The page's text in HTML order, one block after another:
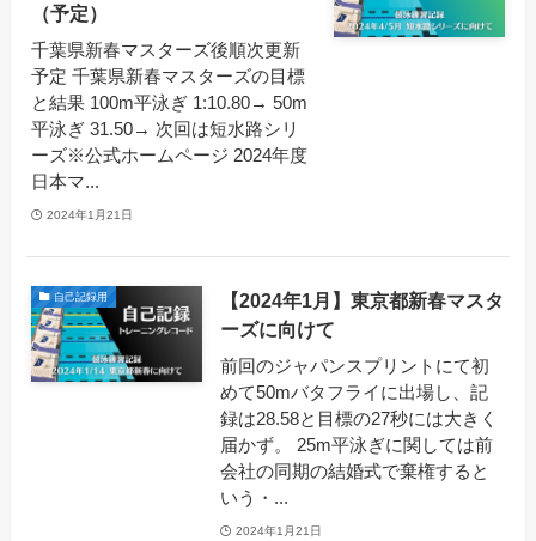
（予定）
千葉県新春マスターズ後順次更新
予定 千葉県新春マスターズの目標
と結果 100m平泳ぎ 1:10.80→ 50m
平泳ぎ 31.50→ 次回は短水路シリ
ーズ※公式ホームページ 2024年度
日本マ...
2024年1月21日
自己記録用
【2024年1月】東京都新春マスタ
ーズに向けて
前回のジャパンスプリントにて初
めて50mバタフライに出場し、記
録は28.58と目標の27秒には大きく
届かず。 25m平泳ぎに関しては前
会社の同期の結婚式で棄権すると
いう・...
2024年1月21日